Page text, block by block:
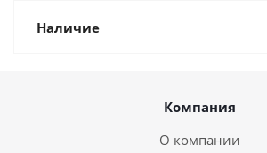
Наличие
Компания
О компании